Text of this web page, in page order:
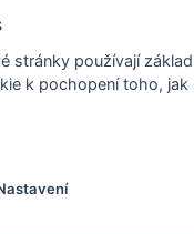
stránky používají
k pochopení toho,